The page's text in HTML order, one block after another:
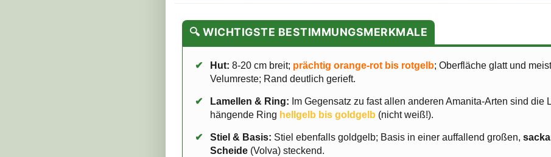
🔍 WICHTIGSTE BESTIMMUNGSMERKMALE
✔ Hut: 8-20 cm breit; prächtig orange-rot bis rotgelb; Oberfläche glatt und
Velumreste; Rand deutlich gerieft.
✔ Lamellen & Ring: Im Gegensatz zu fast allen anderen Amanita-Arten sind die
hängende Ring hellgelb bis goldgelb (nicht weiß!).
✔ Stiel & Basis: Stiel ebenfalls goldgelb; Basis in einer auffallend großen,
Scheide (Volva) steckend.